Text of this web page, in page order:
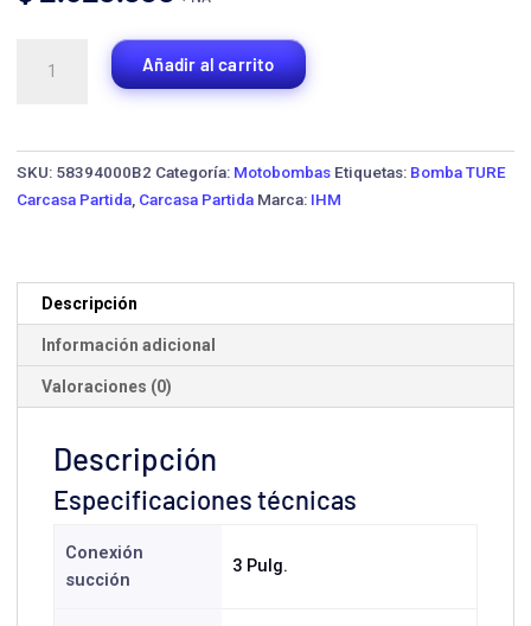
Carcasa
cantidad
Añadir al carrito
SKU: 58394000B2 Categoría: Motobombas Etiquetas: Bomba TURE
Carcasa Partida Carcasa Partida Marca: IHM
Descripción
Información adicional
Valoraciones (0)
Descripción
Especificaciones técnicas
Conexión
succión
3 Pulg.